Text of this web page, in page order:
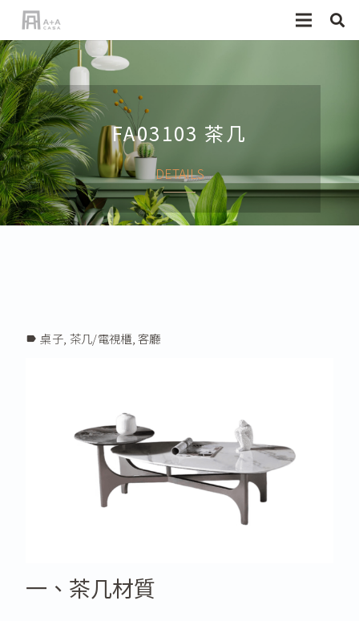
FA03103 茶几
DETAILS
label 桌子, 茶几/電視櫃,客廳
一、茶几材質